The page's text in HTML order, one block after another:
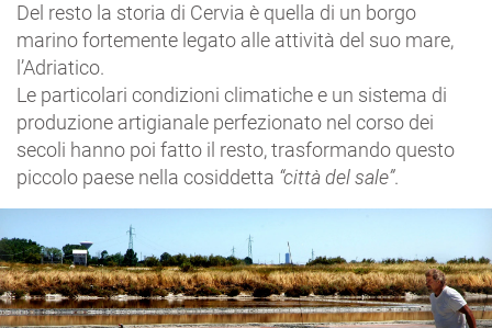
Del resto la storia di Cervia è quella di un borgo
marino fortemente legato alle attività del suo mare,
l’Adriatico.
Le particolari condizioni climatiche e un sistema di
produzione artigianale perfezionato nel corso dei
secoli hanno poi fatto il resto, trasformando questo
piccolo paese nella cosiddetta “città del sale”.